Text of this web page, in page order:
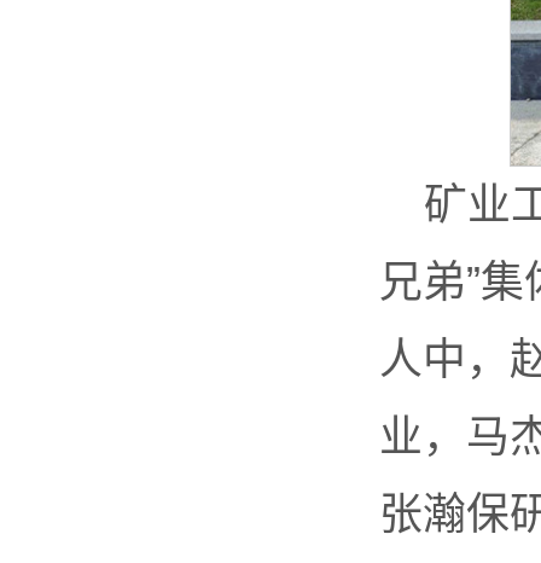
矿业
兄弟”
人中，
业，马
张瀚保